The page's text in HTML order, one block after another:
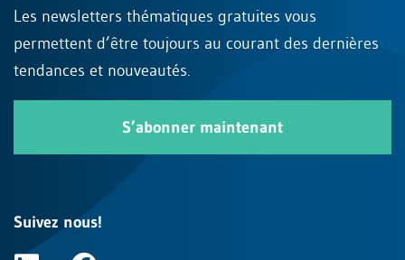
Les newsletters thématiques gratuites vous
permettent d’être toujours au courant des dernières
tendances et nouveautés.
S’abonner maintenant
Suivez nous!